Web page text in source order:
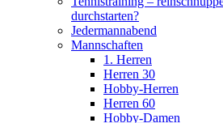
durchstarten?
Jedermannabend
Mannschaften
1. Herren
Herren 30
Hobby-Herren
Herren 60
Hobby-Damen